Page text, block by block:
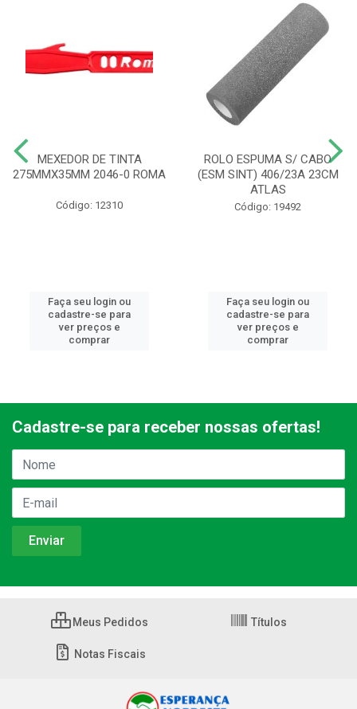
MEXEDOR DE TINTA
275MMX35MM 2046-0 ROMA
Código: 12310
Faça seu login ou
cadastre-se para
ver preços e
comprar
ROLO ESPUMA S/ CABO
(ESM SINT) 406/23A 23CM
ATLAS
Código: 19492
Faça seu login ou
cadastre-se para
ver preços e
comprar
Cadastre-se para receber nossas ofertas!
Meus Pedidos Títulos
Notas Fiscais